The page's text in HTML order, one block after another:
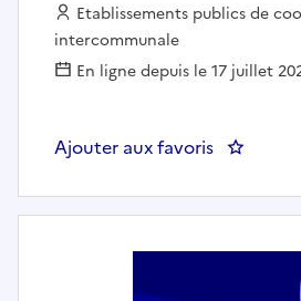
Employeur :
Etablissements publics de
intercommunale
En ligne depuis le 17 juillet
Ajouter aux favoris :